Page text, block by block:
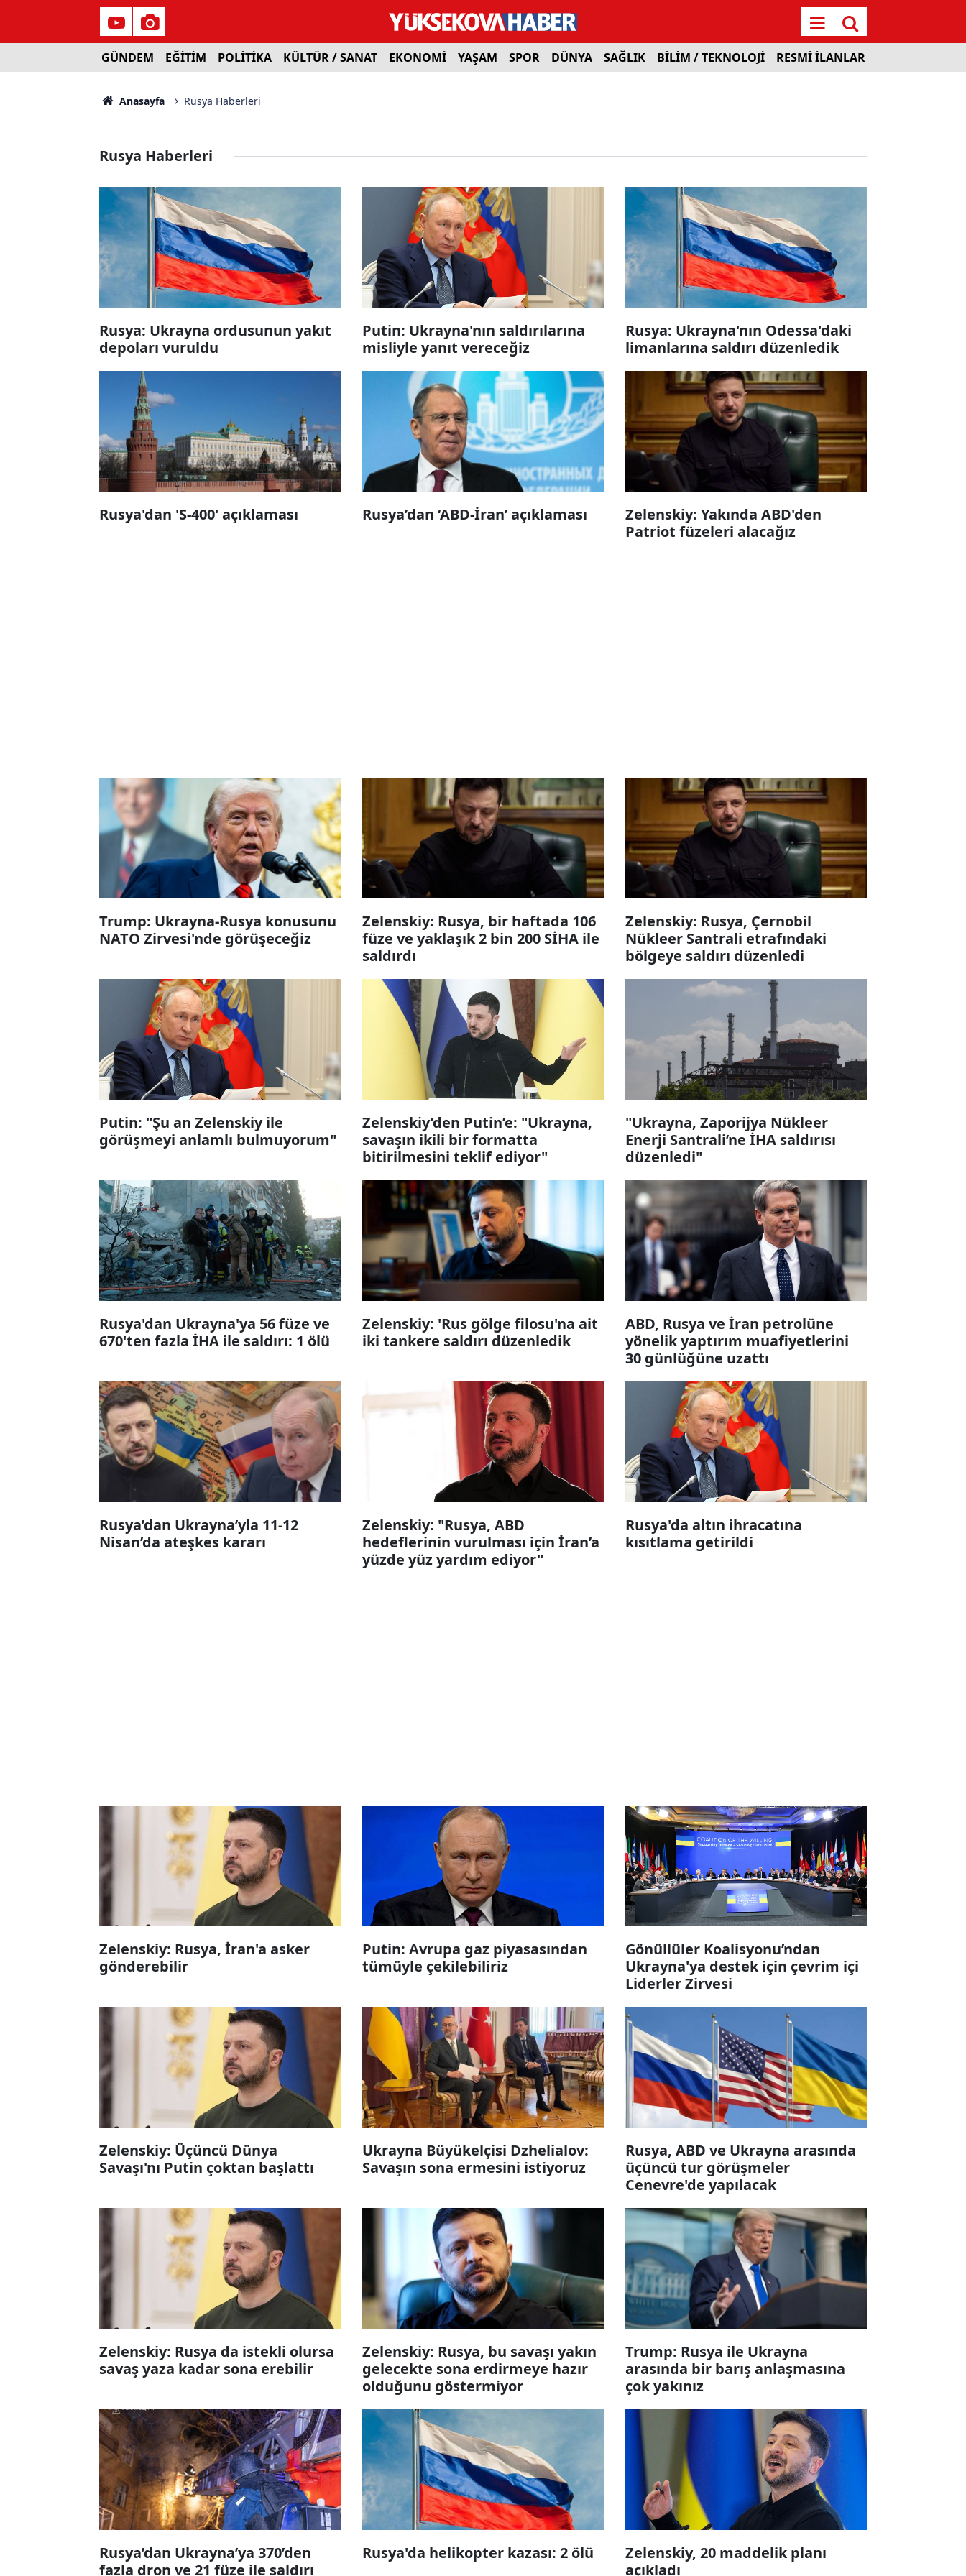
GÜNDEM EĞİTİM POLİTİKA KÜLTÜR / SANAT EKONOMİ YAŞAM SPOR DÜNYA SAĞLIK BİLİM / TEKNOLOJİ RESMİ İLANLAR
Anasayfa Rusya Haberleri
Rusya Haberleri
Rusya: Ukrayna ordusunun yakıt
depoları vuruldu
Putin: Ukrayna'nın saldırılarına
misliyle yanıt vereceğiz
Rusya: Ukrayna'nın Odessa'daki
limanlarına saldırı düzenledik
Rusya'dan 'S-400' açıklaması Rusya’dan ‘ABD-İran’ açıklaması
Zelenskiy: Yakında ABD'den
Patriot füzeleri alacağız
Trump: Ukrayna-Rusya konusunu
NATO Zirvesi'nde görüşeceğiz
Zelenskiy: Rusya, bir haftada 106
füze ve yaklaşık 2 bin 200 SİHA ile
saldırdı
Zelenskiy: Rusya, Çernobil
Nükleer Santrali etrafındaki
bölgeye saldırı düzenledi
Putin: "Şu an Zelenskiy ile
görüşmeyi anlamlı bulmuyorum"
Zelenskiy’den Putin’e: "Ukrayna,
savaşın ikili bir formatta
bitirilmesini teklif ediyor"
"Ukrayna, Zaporijya Nükleer
Enerji Santrali’ne İHA saldırısı
düzenledi"
Rusya'dan Ukrayna'ya 56 füze ve
670'ten fazla İHA ile saldırı: 1 ölü
Zelenskiy: 'Rus gölge filosu'na ait
iki tankere saldırı düzenledik
ABD, Rusya ve İran petrolüne
yönelik yaptırım muafiyetlerini
30 günlüğüne uzattı
Rusya’dan Ukrayna’yla 11-12
Nisan’da ateşkes kararı
Zelenskiy: "Rusya, ABD
hedeflerinin vurulması için İran’a
yüzde yüz yardım ediyor"
Rusya'da altın ihracatına
kısıtlama getirildi
Zelenskiy: Rusya, İran'a asker
gönderebilir
Putin: Avrupa gaz piyasasından
tümüyle çekilebiliriz
Gönüllüler Koalisyonu’ndan
Ukrayna'ya destek için çevrim içi
Liderler Zirvesi
Zelenskiy: Üçüncü Dünya
Savaşı'nı Putin çoktan başlattı
Ukrayna Büyükelçisi Dzhelialov:
Savaşın sona ermesini istiyoruz
Rusya, ABD ve Ukrayna arasında
üçüncü tur görüşmeler
Cenevre'de yapılacak
Zelenskiy: Rusya da istekli olursa
savaş yaza kadar sona erebilir
Zelenskiy: Rusya, bu savaşı yakın
gelecekte sona erdirmeye hazır
olduğunu göstermiyor
Trump: Rusya ile Ukrayna
arasında bir barış anlaşmasına
çok yakınız
Rusya’dan Ukrayna’ya 370’den
fazla dron ve 21 füze ile saldırı
Rusya'da helikopter kazası: 2 ölü
Zelenskiy, 20 maddelik planı
açıkladı